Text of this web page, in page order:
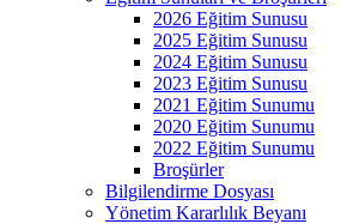
2026 Eğitim Sunusu
2025 Eğitim Sunusu
2024 Eğitim Sunusu
2023 Eğitim Sunusu
2021 Eğitim Sunumu
2020 Eğitim Sunumu
2022 Eğitim Sunumu
Broşürler
Bilgilendirme Dosyası
Yönetim Kararlılık Beyanı